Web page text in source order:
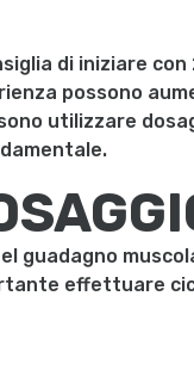
di iniziare
possono
utilizzare
effettuare